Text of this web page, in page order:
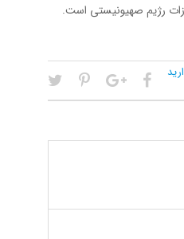
رژیم صهیونیستی است.